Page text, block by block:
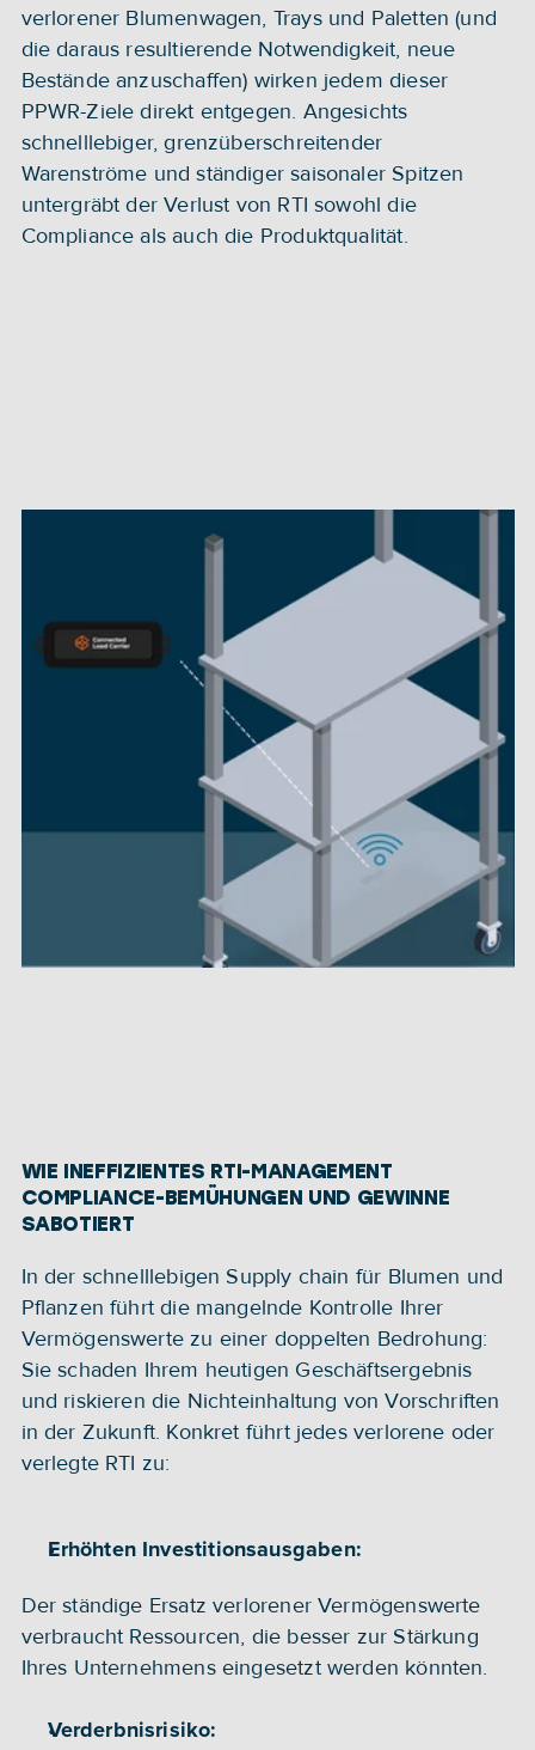
verlorener Blumenwagen, Trays und Paletten (und
die daraus resultierende Notwendigkeit, neue
Bestände anzuschaffen) wirken jedem dieser
PPWR-Ziele direkt entgegen. Angesichts
schnelllebiger, grenzüberschreitender
Warenströme und ständiger saisonaler Spitzen
untergräbt der Verlust von RTI sowohl die
Compliance als auch die Produktqualität.
WIE INEFFIZIENTES RTI-MANAGEMENT
COMPLIANCE-BEMÜHUNGEN UND GEWINNE
SABOTIERT
In der schnelllebigen Supply chain für Blumen und
Pflanzen führt die mangelnde Kontrolle Ihrer
Vermögenswerte zu einer doppelten Bedrohung:
Sie schaden Ihrem heutigen Geschäftsergebnis
und riskieren die Nichteinhaltung von Vorschriften
in der Zukunft. Konkret führt jedes verlorene oder
verlegte RTI zu:
Erhöhten Investitionsausgaben:
Der ständige Ersatz verlorener Vermögenswerte
verbraucht Ressourcen, die besser zur Stärkung
Ihres Unternehmens eingesetzt werden könnten.
Verderbnisrisiko: